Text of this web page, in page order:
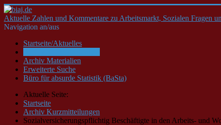
Aktuelle Zahlen und Kommentare zu Arbeitsmarkt, Sozialen Fragen
Navigation an/aus
Startseite/Aktuelles
Archiv Materialien
Erweiterte Suche
Büro für absurde Statistik (BaSta)
Aktuelle Seite:
Startseite
Archiv Kurzmitteilungen
Sozialversicherungspflichtig Beschäftigte in den Arbeits- und